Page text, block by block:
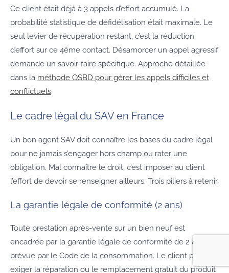
Ce client était déjà à 3 appels d’effort accumulé. La
probabilité statistique de défidélisation était maximale. Le
seul levier de récupération restant, c’est la réduction
d’effort sur ce 4ème contact. Désamorcer un appel agressif
demande un savoir-faire spécifique. Approche détaillée
dans la méthode OSBD pour gérer les appels difficiles et
conflictuels.
Le cadre légal du SAV en France
Un bon agent SAV doit connaître les bases du cadre légal
pour ne jamais s’engager hors champ ou rater une
obligation. Mal connaître le droit, c’est imposer au client
l’effort de devoir se renseigner ailleurs. Trois piliers à retenir.
La garantie légale de conformité (2 ans)
Toute prestation après-vente sur un bien neuf est
encadrée par la garantie légale de conformité de 2 ans,
prévue par le Code de la consommation. Le client peut
exiger la réparation ou le remplacement gratuit du produit